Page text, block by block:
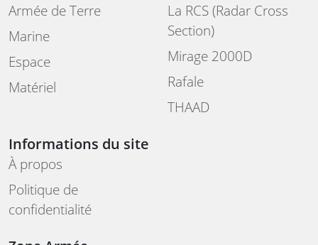
Armée de Terre
Marine
Espace
Matériel
La RCS (Radar Cross
Section)
Mirage 2000D
Rafale
THAAD
Informations du site
À propos
Politique de
confidentialité